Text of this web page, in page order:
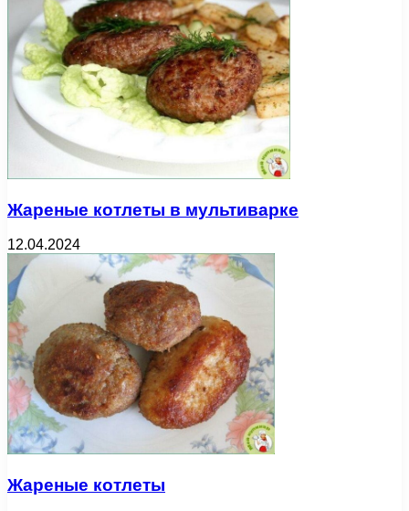
Жареные котлеты в мультиварке
12.04.2024
Жареные котлеты